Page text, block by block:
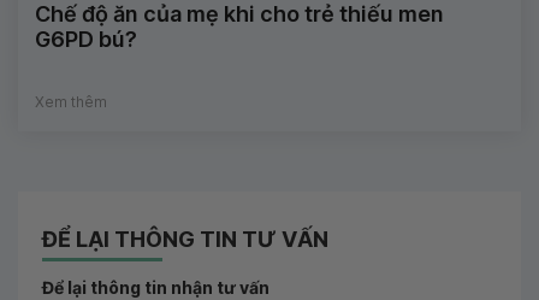
Chế độ ăn của mẹ khi cho trẻ thiếu men
G6PD bú?
Xem thêm
ĐỂ LẠI THÔNG TIN TƯ VẤN
Để lại thông tin nhận tư vấn